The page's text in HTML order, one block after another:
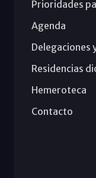
Prioridades
Agenda
Delegaciones
Residencias
Hemeroteca
Contacto